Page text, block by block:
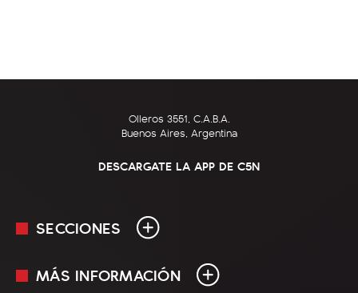
Olleros 3551, C.A.B.A.
Buenos Aires, Argentina
DESCARGATE LA APP DE C5N
SECCIONES
En Vivo
MÁS INFORMACIÓN